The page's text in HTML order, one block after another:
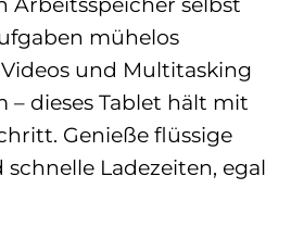
mühelos
und Multitasking
– dieses Tablet hält mit
Genieße flüssige
Ladezeiten, egal